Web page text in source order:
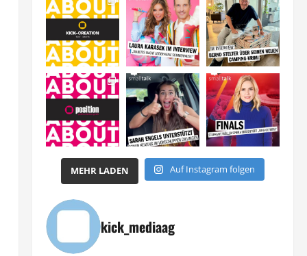
MEHR LADEN Auf Instagram folgen
kick_mediaag